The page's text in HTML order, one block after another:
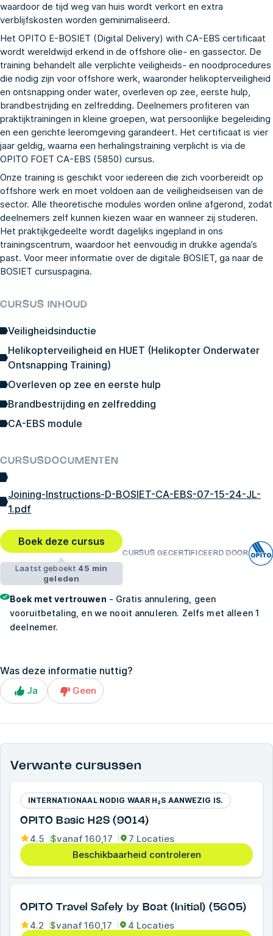
waardoor de tijd weg van huis wordt verkort en extra
verblijfskosten worden geminimaliseerd.
Het OPITO E-BOSIET (Digital Delivery) with CA-EBS certificaat
wordt wereldwijd erkend in de offshore olie- en gassector. De
training behandelt alle verplichte veiligheids- en noodprocedures
die nodig zijn voor offshore werk, waaronder helikopterveiligheid
en ontsnapping onder water, overleven op zee, eerste hulp,
brandbestrijding en zelfredding. Deelnemers profiteren van
praktijktrainingen in kleine groepen, wat persoonlijke begeleiding
en een gerichte leeromgeving garandeert. Het certificaat is vier
jaar geldig, waarna een herhalingstraining verplicht is via de
OPITO FOET CA-EBS (5850) cursus.
Onze training is geschikt voor iedereen die zich voorbereidt op
offshore werk en moet voldoen aan de veiligheidseisen van de
sector. Alle theoretische modules worden online afgerond, zodat
deelnemers zelf kunnen kiezen waar en wanneer zij studeren.
Het praktijkgedeelte wordt dagelijks ingepland in ons
trainingscentrum, waardoor het eenvoudig in drukke agenda’s
past. Voor meer informatie over de digitale BOSIET, ga naar de
BOSIET cursuspagina.
CURSUS INHOUD
Veiligheidsinductie
Helikopterveiligheid en HUET (Helikopter Onderwater
Ontsnapping Training)
Overleven op zee en eerste hulp
Brandbestrijding en zelfredding
CA-EBS module
CURSUSDOCUMENTEN
Joining-Instructions-D-BOSIET-CA-EBS-07-15-24-JL-
1.pdf
Boek deze cursus
Laatst geboekt 45 min
geleden
CURSUS GECERTIFICEERD DOOR
Boek met vertrouwen - Gratis annulering, geen
vooruitbetaling, en we nooit annuleren. Zelfs met alleen 1
deelnemer.
Was deze informatie nuttig?
Ja Geen
Verwante cursussen
INTERNATIONAAL NODIG WAAR H₂S AANWEZIG IS.
OPITO Basic H2S (9014)
4.5 $vanaf160,17
7 Locaties
Beschikbaarheid controleren
OPITO Travel Safely by Boat (Initial) (5605)
4.2 $vanaf160,17
4 Locaties